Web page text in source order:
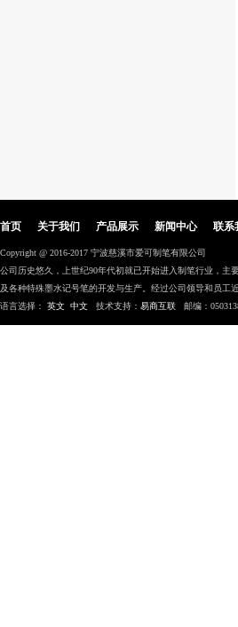
首页 关于我们 产品展示 新闻中心 联系
Copyright @ 2016-2017 宁波慈溪市爱可制笔有限公司
公司历史悠久，上世纪90年代初就已开始进入制笔行业，
及各种特殊墨水记号笔的开发与生产。经过公司领导和员
语言选择： 英文 中文 技术支持： 易商互联 邮编：